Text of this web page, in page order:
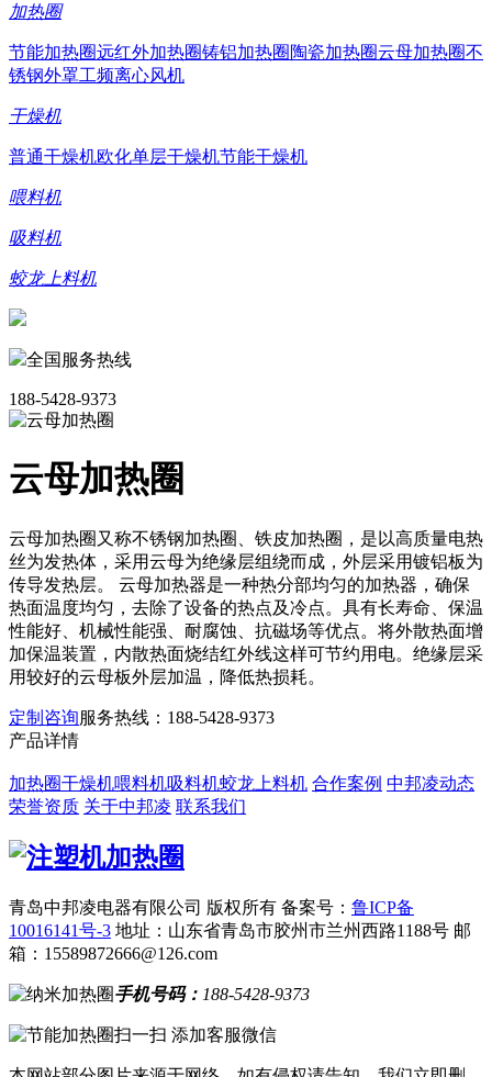
加热圈
节能加热圈远红外加热圈铸铝加热圈 陶瓷加热圈云母加热圈不
锈钢外罩工频离心风机
干燥机
普通干燥机欧化单层干燥机节能干燥机
喂料机
吸料机
蛟龙上料机
全国服务热线
188-5428-9373
云母加热圈
云母加热圈又称不锈钢加热圈、铁皮加热圈，是以高质量电热
丝为发热体，采用云母为绝缘层组绕而成，外层采用镀铝板为
传导发热层。 云母加热器是一种热分部均匀的加热器，确保
热面温度均匀，去除了设备的热点及冷点。具有长寿命、保温
性能好、机械性能强、耐腐蚀、抗磁场等优点。将外散热面增
加保温装置，内散热面烧结红外线这样可节约用电。绝缘层采
用较好的云母板外层加温，降低热损耗。
定制咨询服务热线： 188-5428-9373
产品详情
加热圈干燥机喂料机吸料机蛟龙上料机 合作案例 中邦凌动态
荣誉资质 关于中邦凌 联系我们
青岛中邦凌电器有限公司 版权所有 备案号： 鲁ICP备
10016141号-3 地址：山东省青岛市胶州市兰州西路1188号 邮
箱：15589872666@126.com
手机号码： 188-5428-9373
扫一扫 添加客服微信